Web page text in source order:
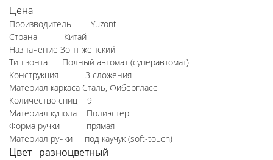
Цена
Производитель Yuzont
Страна Китай
Назначение Зонт женский
Тип зонта Полный автомат (суперавтомат)
Конструкция 3 сложения
Материал каркаса Сталь, Фибергласс
Количество спиц 9
Материал купола Полиэстер
Форма ручки прямая
Материал ручки под каучук (soft-touch)
Цвет разноцветный